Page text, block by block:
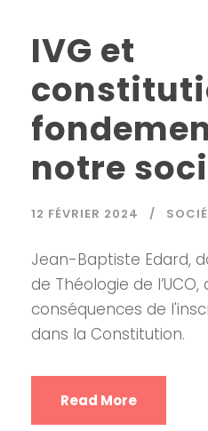
IVG et
notre
12 FÉVRIER 2024
Jean-Baptiste Edard,
de Théologie de
conséquences de
dans la Constitution.
Read More